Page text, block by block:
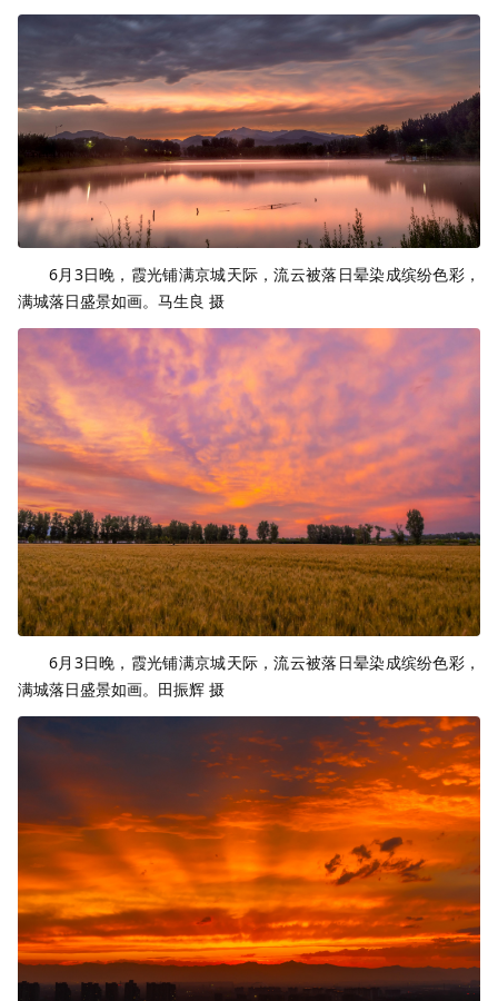
6月3日晚，霞光铺满京城天际，流云被落日晕染成缤纷色彩，
满城落日盛景如画。马生良 摄
6月3日晚，霞光铺满京城天际，流云被落日晕染成缤纷色彩，
满城落日盛景如画。田振辉 摄